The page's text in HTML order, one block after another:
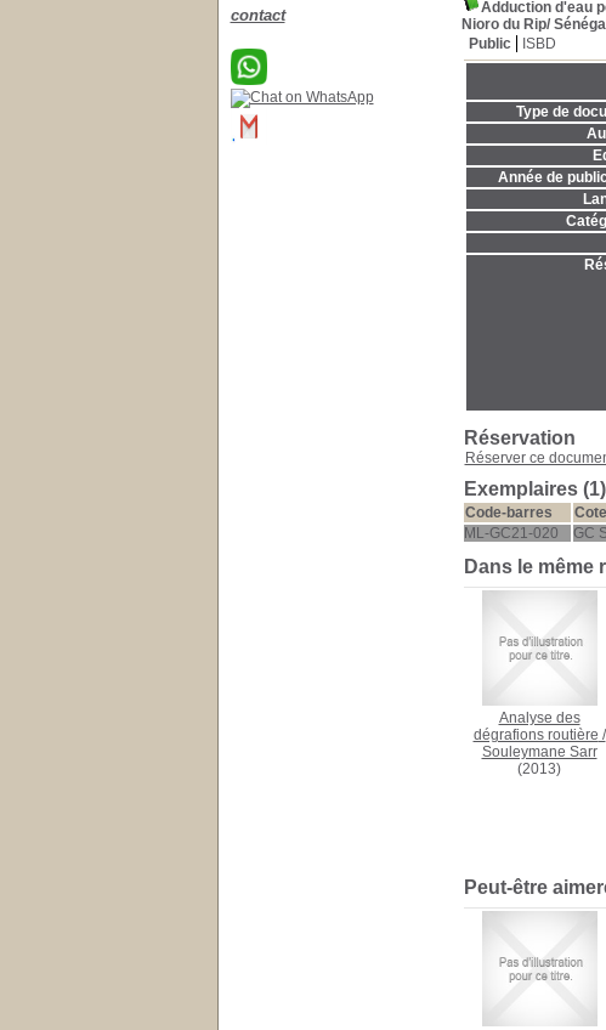
Adduction d'eau
Nioro du Rip/ Sénégal
Public
ISBD
Type de
Année de
Réservation
Réserver ce
Exemplaires (1)
Code-barres Cote
ML-GC21-020
GC
Dans le même
Analyse des
dégrafions routière /
Souleymane Sarr
(2013)
Peut-être
contact